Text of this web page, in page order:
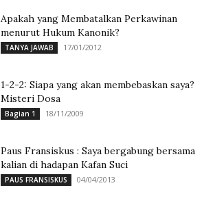
Apakah yang Membatalkan Perkawinan
menurut Hukum Kanonik?
TANYA JAWAB 17/01/2012
1-2-2: Siapa yang akan membebaskan saya?
Misteri Dosa
Bagian 1 18/11/2009
Paus Fransiskus : Saya bergabung bersama
kalian di hadapan Kafan Suci
PAUS FRANSISKUS 04/04/2013